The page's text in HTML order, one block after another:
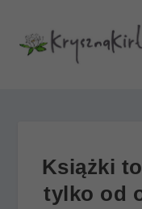
Książki
tylko od